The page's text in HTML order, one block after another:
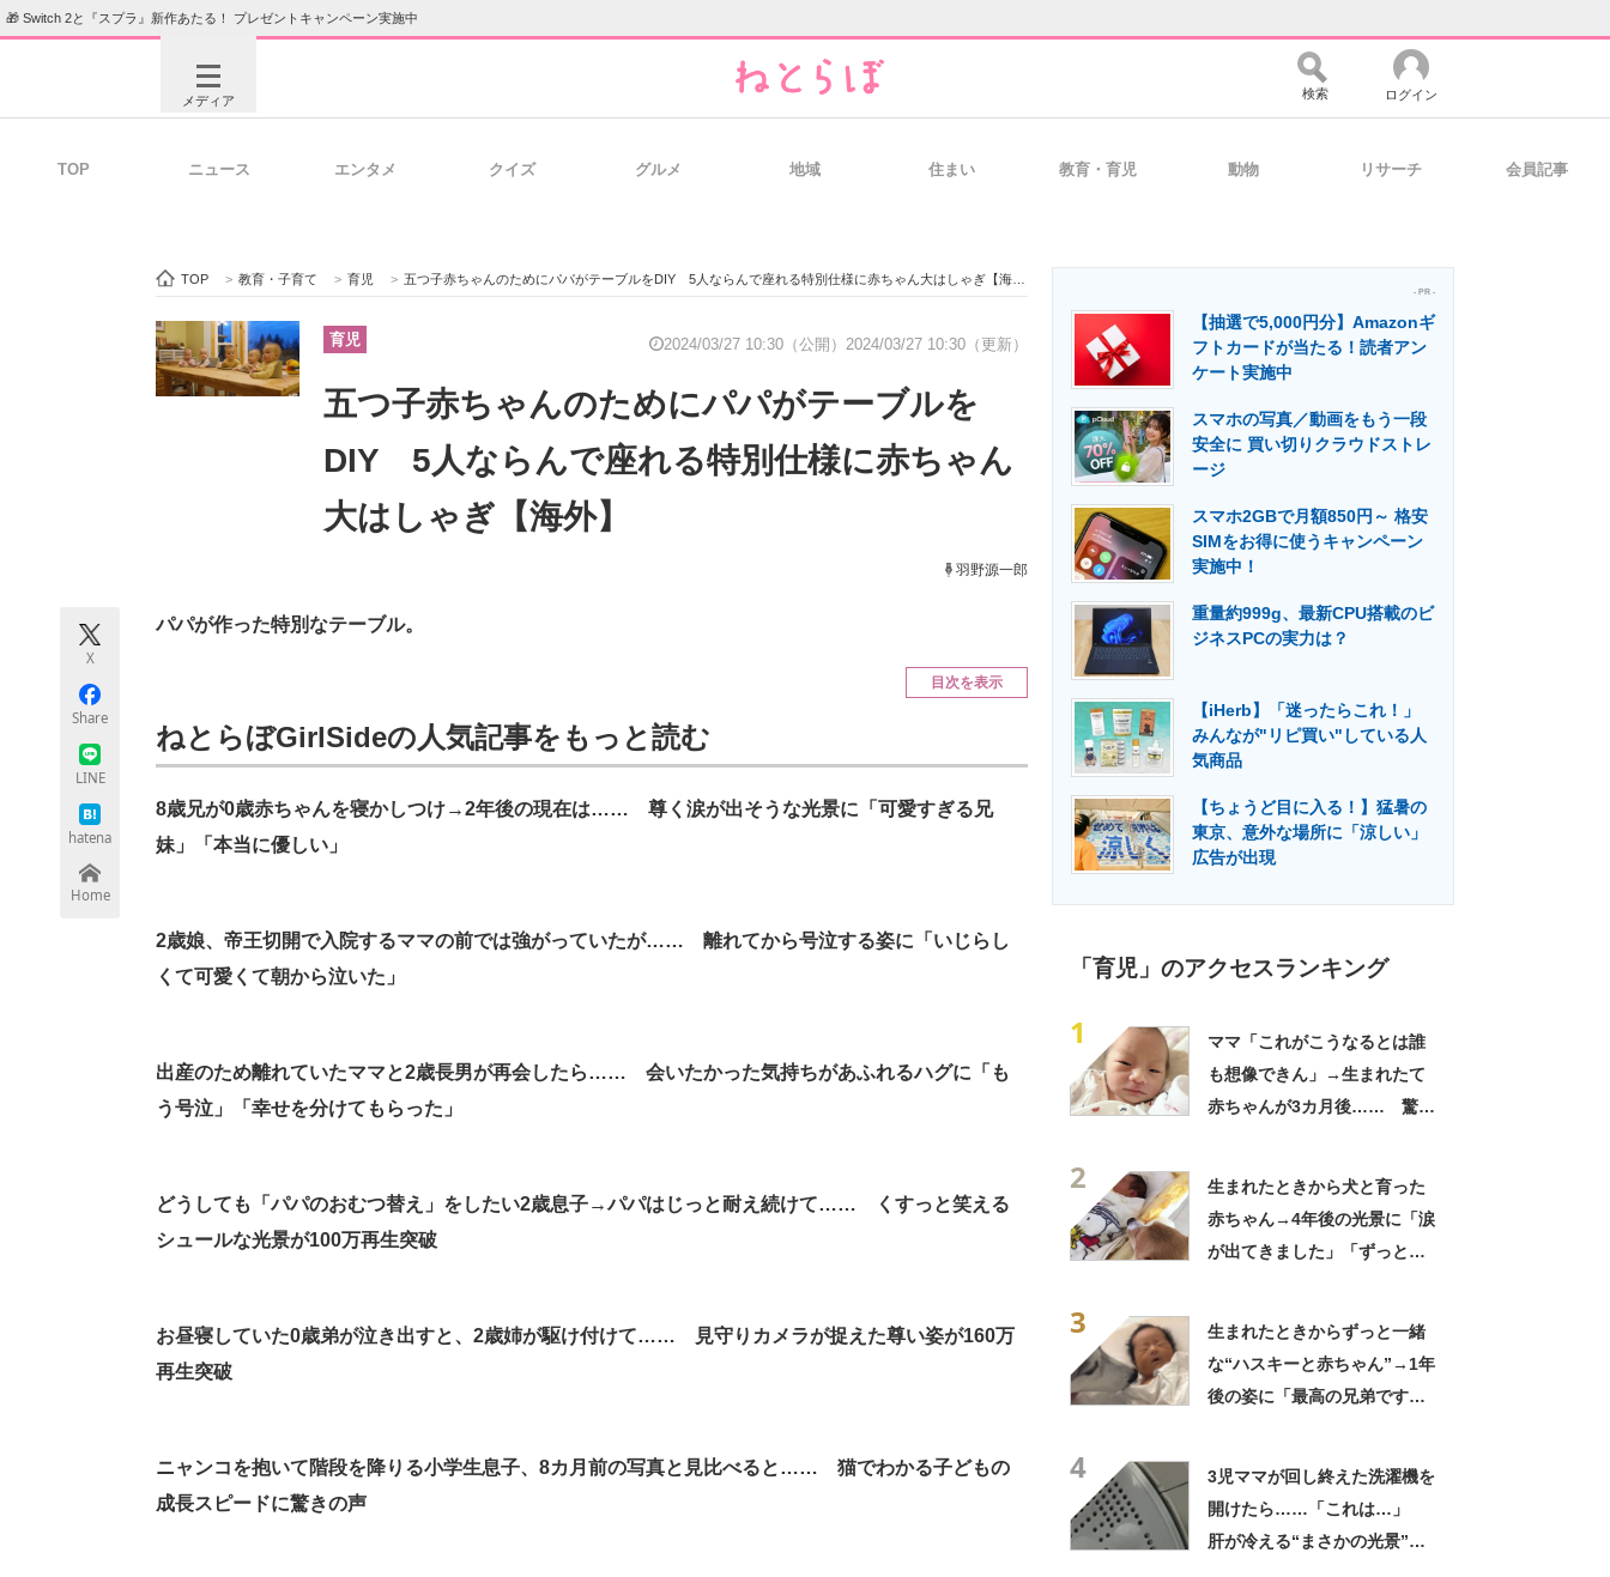
🎁 Switch 2と『スプラ』新作あたる！ プレゼントキャンペーン実施中
メディア
ビジネスと働き方のヒント 経営リーダーのコミュニティ マーケ×ITの今がよく分かる
企業向けIT製品の総合サイト 製造業のIT導入・活用を支援
エネルギーの専門メディア 建設×テクノロジーの最前線
検索 ログイン
TOP ニュース エンタメ クイズ グルメ 地域 住まい 教育・育児 動物 リサーチ 会員記事
TOP > 教育・子育て > 育児 > 五つ子赤ちゃんのためにパパがテーブルをDIY 5人ならんで座れる特別仕様に赤ちゃん大はしゃぎ【海外】
育児 2024/03/27 10:30（公開） 2024/03/27 10:30（更新）
五つ子赤ちゃんのためにパパがテーブルを
DIY 5人ならんで座れる特別仕様に赤ちゃん
大はしゃぎ【海外】
羽野源一郎
X
Share
LINE
hatena
Home
パパが作った特別なテーブル。
目次を表示
ねとらぼGirlSideの人気記事をもっと読む
8歳兄が0歳赤ちゃんを寝かしつけ→2年後の現在は…… 尊く涙が出そうな光景に「可愛すぎる兄
妹」「本当に優しい」
2歳娘、帝王切開で入院するママの前では強がっていたが…… 離れてから号泣する姿に「いじらし
くて可愛くて朝から泣いた」
出産のため離れていたママと2歳長男が再会したら…… 会いたかった気持ちがあふれるハグに「も
う号泣」「幸せを分けてもらった」
どうしても「パパのおむつ替え」をしたい2歳息子→パパはじっと耐え続けて…… くすっと笑える
シュールな光景が100万再生突破
お昼寝していた0歳弟が泣き出すと、2歳姉が駆け付けて…… 見守りカメラが捉えた尊い姿が160万
再生突破
ニャンコを抱いて階段を降りる小学生息子、8カ月前の写真と見比べると…… 猫でわかる子どもの
成長スピードに驚きの声
- PR -
【抽選で5,000円分】Amazonギ
フトカードが当たる！読者アン
ケート実施中
スマホの写真／動画をもう一段
安全に 買い切りクラウドストレ
ージ
スマホ2GBで月額850円～ 格安
SIMをお得に使うキャンペーン
実施中！
重量約999g、最新CPU搭載のビ
ジネスPCの実力は？
【iHerb】「迷ったらこれ！」
みんなが"リピ買い"している人
気商品
【ちょうど目に入る！】猛暑の
東京、意外な場所に「涼しい」
広告が出現
「育児」のアクセスランキング
1
ママ「これがこうなるとは誰
も想像できん」→生まれたて
赤ちゃんが3カ月後…… 驚き
2
生まれたときから犬と育った
赤ちゃん→4年後の光景に「涙
が出てきました」「ずっと見
3
生まれたときからずっと一緒
な“ハスキーと赤ちゃん”→1年
後の姿に「最高の兄弟です
4
3児ママが回し終えた洗濯機を
開けたら……「これは…」
肝が冷える“まさかの光景”に